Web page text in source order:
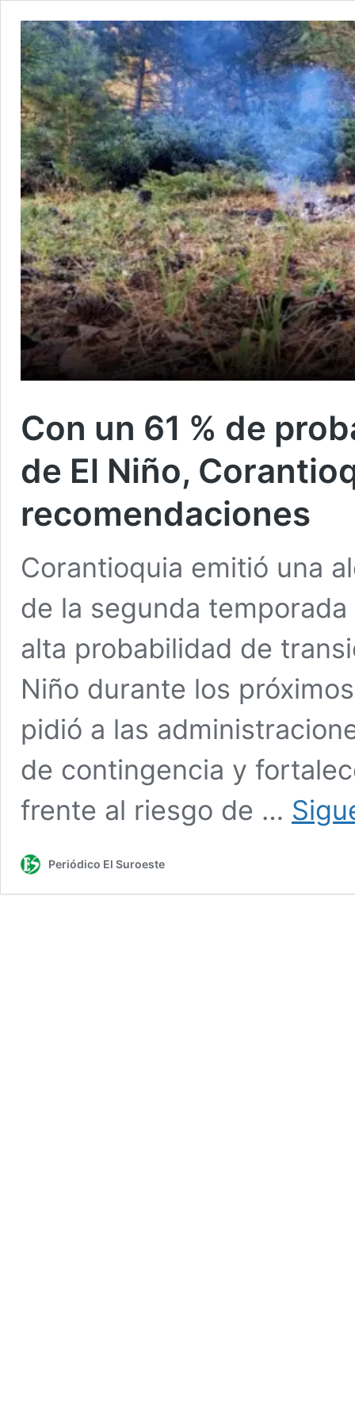
Con un 61 % de
de El Niño,
recomendaciones
Corantioquia emitió una
de la segunda
alta probabilidad de
Niño durante los
pidió a las
de contingencia y
frente al riesgo de …
Periódico El Suroeste